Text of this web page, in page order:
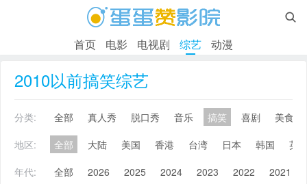

首页 电影 电视剧 综艺 动漫
2010以前搞笑综艺
分类: 全部 真人秀 脱口秀 音乐 搞笑 喜剧
美食
地区:
全部 大陆 美国 香港 台湾 日本 韩国
英
年代:
全部 2026 2025 2024 2023 2022 2021